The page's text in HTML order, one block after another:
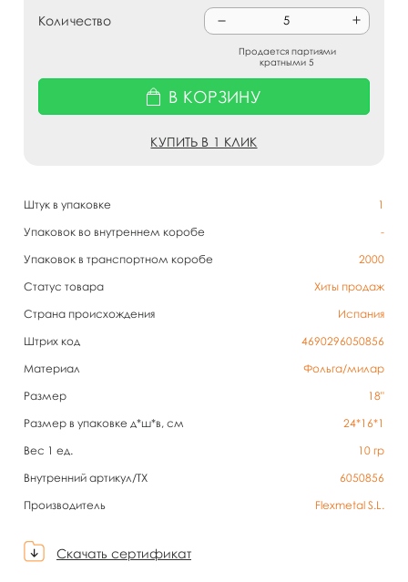
Штук в упаковке
1
Упаковок во внутреннем коробе
-
Упаковок в транспортном коробе
2000
Статус товара
Хиты продаж
Страна происхождения
Испания
Штрих код
4690296050856
Материал
Фольга/милар
Размер
18"
Размер в упаковке д*ш*в, см
24*16*1
Вес 1 ед.
10 гр
Внутренний артикул/TX
6050856
Производитель
Flexmetal S.L.
Скачать сертификат
Количество
Продается партиями
кратными 5
В КОРЗИНУ
КУПИТЬ В 1 КЛИК